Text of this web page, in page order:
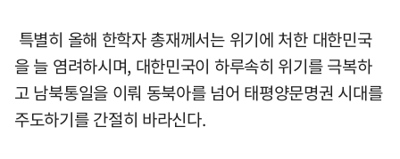
특별히 올해 한학자 총재께서는 위기에 처한 대한민국
을 늘 염려하시며, 대한민국이 하루속히 위기를 극복하
고 남북통일을 이뤄 동북아를 넘어 태평양문명권 시대를
주도하기를 간절히 바라신다.